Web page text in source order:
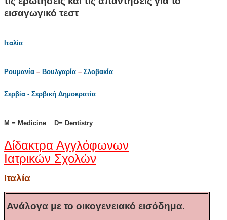
εισαγωγικό τεστ
Ιταλία
Ρουμανία – Βουλγαρία – Σλοβακία
Σερβία - Σερβική Δημοκρατία
M = Medicine D= Dentistry
Δίδακτρα Αγγλόφωνων
Ιατρικών Σχολών
Ιταλία
Ανάλογα με το οικογενειακό εισόδημα.